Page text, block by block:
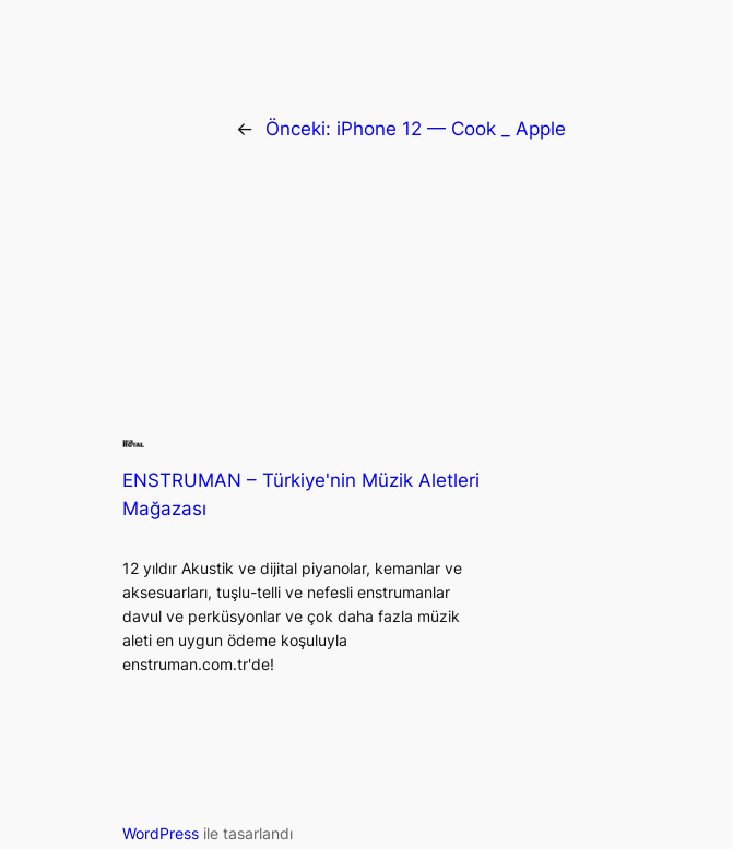
← Önceki: iPhone 12 — Cook _ Apple
ENSTRUMAN – Türkiye'nin Müzik Aletleri
Mağazası
12 yıldır Akustik ve dijital piyanolar, kemanlar ve
aksesuarları, tuşlu-telli ve nefesli enstrumanlar
davul ve perküsyonlar ve çok daha fazla müzik
aleti en uygun ödeme koşuluyla
enstruman.com.tr'de!
WordPress ile tasarlandı